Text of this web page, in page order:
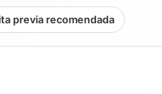
previa recomendada